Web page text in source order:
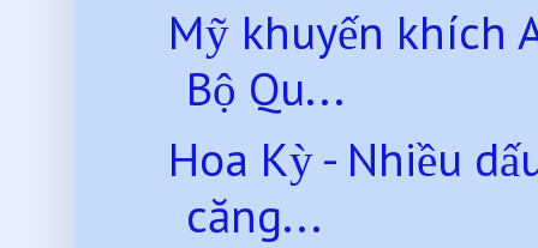
Mỹ khuyến khích
Bộ Qu...
Hoa Kỳ - Nhiều
căng...